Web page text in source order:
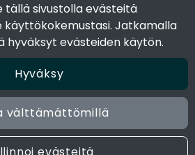
tällä sivustolla evästeitä
Jatkamalla
hyväksyt evästeiden käytön.
Hyväksy
välttämättömillä
mediassa
All rights reserved. Site by
Oy